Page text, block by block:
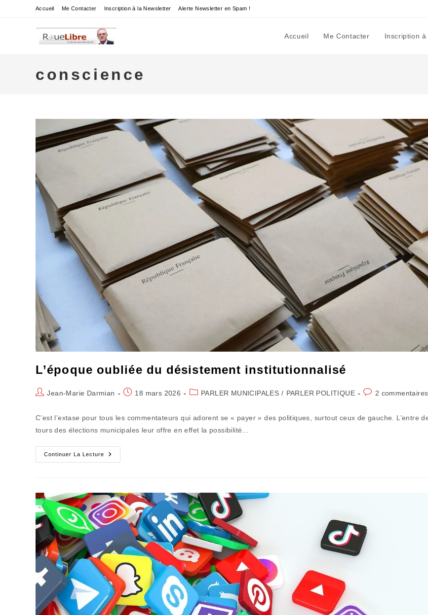
Accueil Me Contacter Inscription à la Newsletter Alerte Newsletter en Spam !
Accueil Me Contacter Inscription
conscience
L’époque oubliée du désistement institutionnalisé
Auteur/autrice
Jean-Marie Darmian
Publication
18 mars 2026
PostPARLER MUNICIPALES / PARLER POLITIQUE
Commentaires
publication :
2 commentaires
C’est l’extase pour tous les commentateurs qui adorent se « payer » des politiques, surtout ceux de gauche. L’entre
tours des élections municipales leur offre en effet la possibilité…
Continuer La Lecture
L’époque
Oubliée